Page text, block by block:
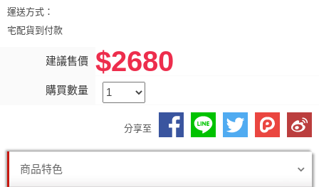
運送方式：
宅配貨到付款
建議售價 $2680
購買數量
分享至
商品特色